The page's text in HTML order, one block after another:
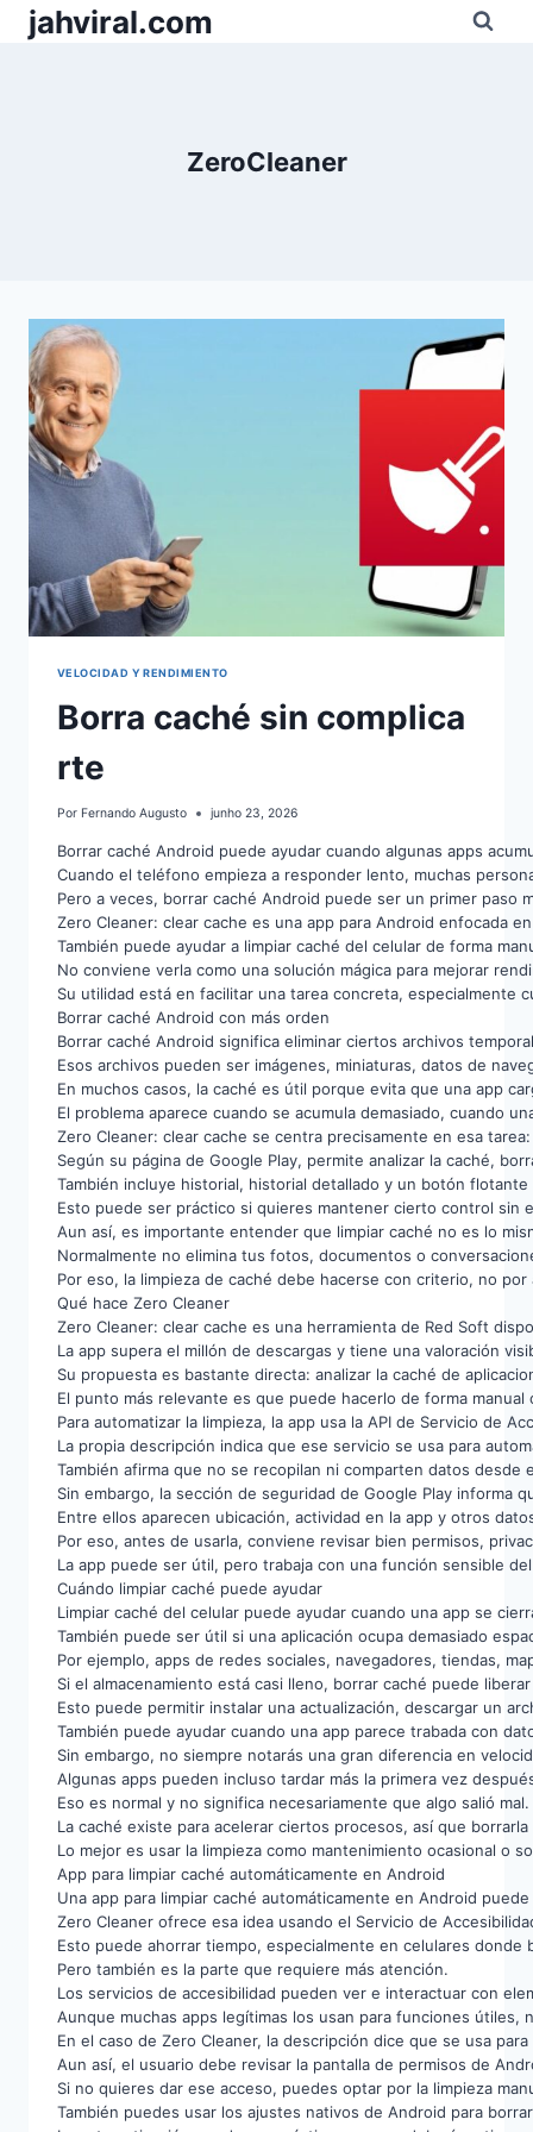
Pular
parajahviral.com
ZeroCleaner
VELOCIDAD Y RENDIMIENTO
Borra caché sin complica
rte
Por Fernando Augusto junho 23, 2026
Borrar caché Android puede ayudar cuando algunas apps
Cuando el teléfono empieza a responder lento, muchas
Pero a veces, borrar caché Android puede ser un primer paso
Zero Cleaner: clear cache es una app para Android enfocada
También puede ayudar a limpiar caché del celular de forma
No conviene verla como una solución mágica para mejorar
Su utilidad está en facilitar una tarea concreta, especialmente
Borrar caché Android con más orden
Borrar caché Android significa eliminar ciertos archivos
Esos archivos pueden ser imágenes, miniaturas, datos de
En muchos casos, la caché es útil porque evita que una app
El problema aparece cuando se acumula demasiado, cuando
Zero Cleaner: clear cache se centra precisamente en esa
Según su página de Google Play, permite analizar la caché,
También incluye historial, historial detallado y un botón
Esto puede ser práctico si quieres mantener cierto control sin
Aun así, es importante entender que limpiar caché no es lo
Normalmente no elimina tus fotos, documentos o
Por eso, la limpieza de caché debe hacerse con criterio, no
Qué hace Zero Cleaner
Zero Cleaner: clear cache es una herramienta de Red Soft
La app supera el millón de descargas y tiene una valoración
Su propuesta es bastante directa: analizar la caché de
El punto más relevante es que puede hacerlo de forma
Para automatizar la limpieza, la app usa la API de Servicio de
La propia descripción indica que ese servicio se usa para
También afirma que no se recopilan ni comparten datos desde
Sin embargo, la sección de seguridad de Google Play informa
Entre ellos aparecen ubicación, actividad en la app y otros
Por eso, antes de usarla, conviene revisar bien permisos,
La app puede ser útil, pero trabaja con una función sensible
Cuándo limpiar caché puede ayudar
Limpiar caché del celular puede ayudar cuando una app se
También puede ser útil si una aplicación ocupa demasiado
Por ejemplo, apps de redes sociales, navegadores, tiendas,
Si el almacenamiento está casi lleno, borrar caché puede
Esto puede permitir instalar una actualización, descargar un
También puede ayudar cuando una app parece trabada con
Sin embargo, no siempre notarás una gran diferencia en
Algunas apps pueden incluso tardar más la primera vez
Eso es normal y no significa necesariamente que algo salió mal.
La caché existe para acelerar ciertos procesos, así que
Lo mejor es usar la limpieza como mantenimiento ocasional o
App para limpiar caché automáticamente en Android
Una app para limpiar caché automáticamente en Android
Zero Cleaner ofrece esa idea usando el Servicio de
Esto puede ahorrar tiempo, especialmente en celulares
Pero también es la parte que requiere más atención.
Los servicios de accesibilidad pueden ver e interactuar con
Aunque muchas apps legítimas los usan para funciones útiles,
En el caso de Zero Cleaner, la descripción dice que se usa
Aun así, el usuario debe revisar la pantalla de permisos de
Si no quieres dar ese acceso, puedes optar por la limpieza
También puedes usar los ajustes nativos de Android para